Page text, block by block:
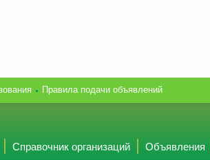
Правила подачи объявлений
Справочник организаций Объявления